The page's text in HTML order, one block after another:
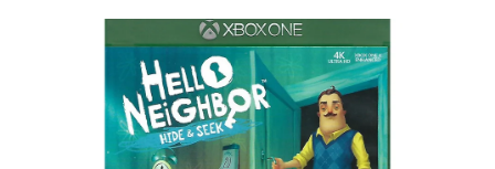
je
0,0
5
hvězdiček.